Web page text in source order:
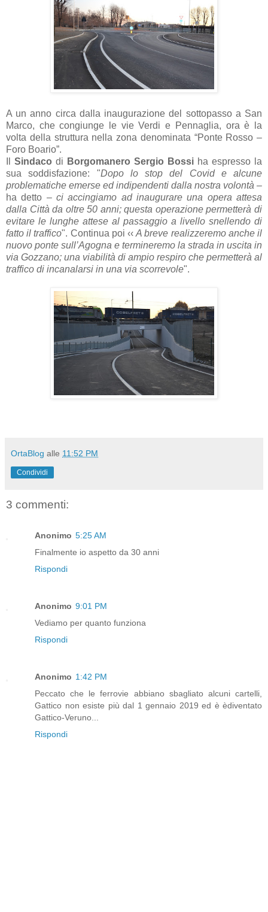
A un anno circa dalla inaugurazione del sottopasso a San
Marco, che congiunge le vie Verdi e Pennaglia, ora è la
volta della struttura nella zona denominata “Ponte Rosso –
Foro Boario”.
Sindaco di Borgomanero Sergio Bossi ha espresso la
sua soddisfazione: "Dopo lo stop del Covid e alcune
problematiche emerse ed indipendenti dalla nostra volontà –
ha detto – ci accingiamo ad inaugurare una opera attesa
dalla Città da oltre 50 anni; questa operazione permetterà di
evitare le lunghe attese al passaggio a livello snellendo di
fatto il traffico". Continua poi ‹‹A breve realizzeremo anche il
nuovo ponte sull’Agogna e termineremo la strada in uscita in
via Gozzano; una viabilità di ampio respiro che permetterà al
traffico di incanalarsi in una via scorrevole".
OrtaBlog alle 11:52 PM
Condividi
3 commenti:
Anonimo 5:25 AM
Finalmente io aspetto da 30 anni
Rispondi
Anonimo 9:01 PM
Vediamo per quanto funziona
Rispondi
Anonimo 1:42 PM
Peccato che le ferrovie abbiano sbagliato alcuni cartelli,
Gattico non esiste più dal 1 gennaio 2019 ed è èdiventato
Gattico-Veruno...
Rispondi